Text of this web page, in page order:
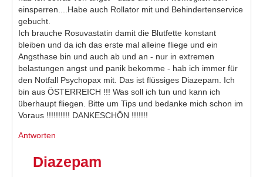
einsperren....Habe auch Rollator mit und Behindertenservice
gebucht.
Ich brauche Rosuvastatin damit die Blutfette konstant
bleiben und da ich das erste mal alleine fliege und ein
Angsthase bin und auch ab und an - nur in extremen
belastungen angst und panik bekomme - hab ich immer für
den Notfall Psychopax mit. Das ist flüssiges Diazepam. Ich
bin aus ÖSTERREICH !!! Was soll ich tun und kann ich
überhaupt fliegen. Bitte um Tips und bedanke mich schon im
Voraus !!!!!!!!!! DANKESCHÖN !!!!!!!
Antworten
Diazepam